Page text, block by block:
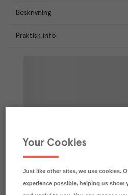
Beskrivning
Praktisk info
Your Cookies
Just like other sites, we use cookies.
experience possible, helping us show